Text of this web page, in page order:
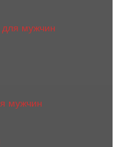
мужчин
мужчин